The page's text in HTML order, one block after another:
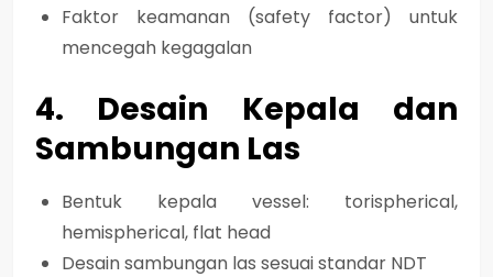
Faktor keamanan (safety factor) untuk
mencegah kegagalan
4. Desain Kepala dan
Sambungan Las
Bentuk kepala vessel: torispherical,
hemispherical, flat head
Desain sambungan las sesuai standar NDT